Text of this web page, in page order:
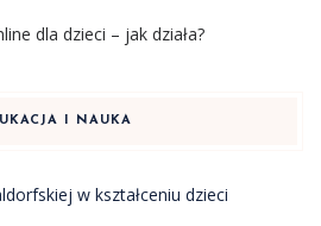
dla dzieci – jak działa?
I NAUKA
w kształceniu dzieci